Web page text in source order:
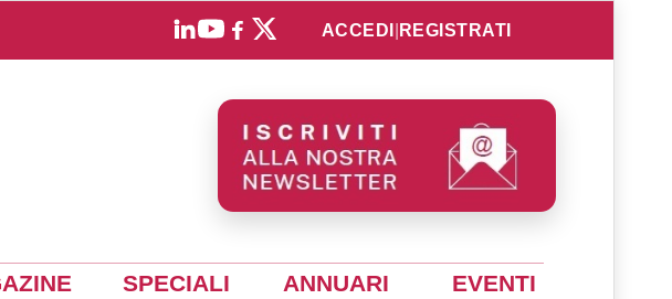
ACCEDI REGISTRATI
SPECIALI ANNUARI EVENTI